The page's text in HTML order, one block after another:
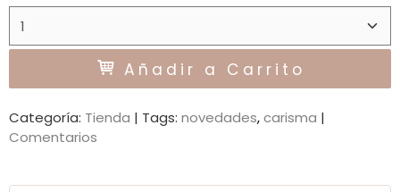
Añadir a Carrito
Categoría: Tienda | Tags: novedades carisma |
Comentarios